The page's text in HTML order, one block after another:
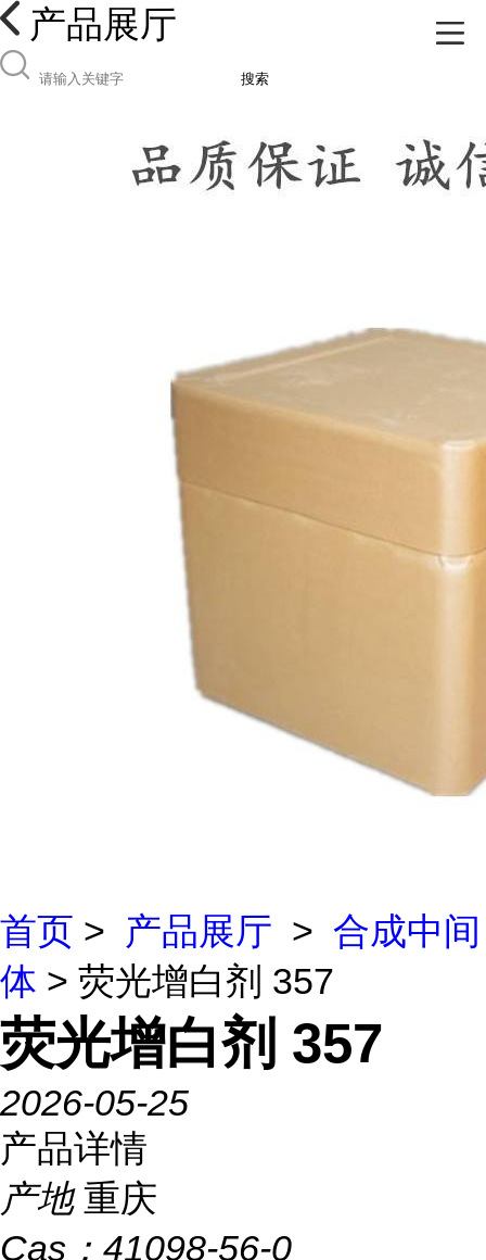
产品展厅
搜索
首页 > 产品展厅 > 合成中间
体 > 荧光增白剂 357
荧光增白剂 357
2026-05-25
产品详情
产地 重庆
Cas： 41098-56-0